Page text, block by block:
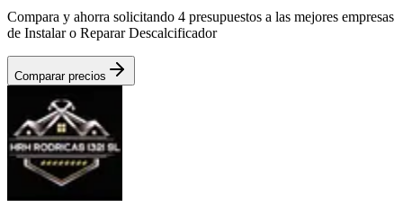
Compara y ahorra solicitando 4 presupuestos a las mejores empresas
de Instalar o Reparar Descalcificador
Comparar precios